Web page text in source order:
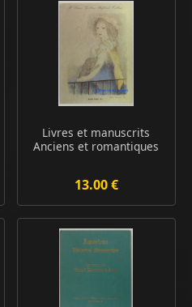
Livres et manuscrits
Anciens et romantiques
13.00 €